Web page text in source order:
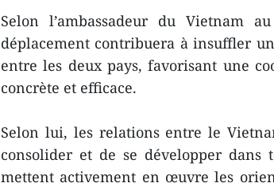
Selon l’ambassadeur du Vietnam
déplacement contribuera à insuffler
entre les deux pays, favorisant une
concrète et efficace.
Selon lui, les relations entre le
consolider et de se développer dans
mettent activement en œuvre les